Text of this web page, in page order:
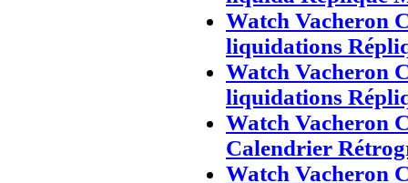
Watch Vacheron
liquidations
Watch Vacheron
liquidations
Watch Vacheron
Calendrier
Watch Vacheron